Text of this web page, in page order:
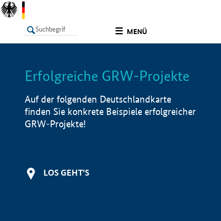
MENÜ
LISTE Info
Erfolgreiche GRW-Projekte
Auf der folgenden Deutschlandkarte
finden Sie konkrete Beispiele erfolgreicher
GRW-Projekte!
LOS GEHT'S